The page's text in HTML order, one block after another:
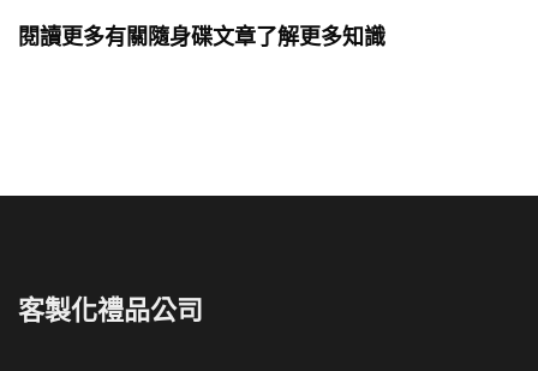
閱讀更多有關隨身碟文章了解更多知識
客製化禮品公司